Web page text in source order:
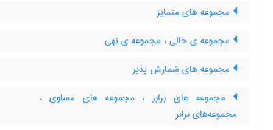
مجموعه های متمایز
مجموعه ی خالی ، مجموعه ی تهی
مجموعه های شمارش پذیر
مجموعه های برابر ، مجموعه های مساوی ،
مجموعه‌های برابر